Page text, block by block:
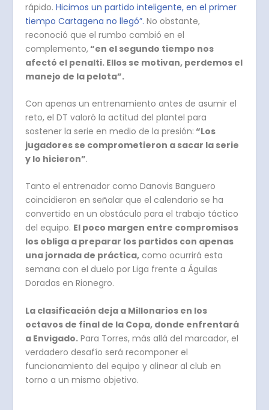
rápido.Hicimos un partido inteligente, en el primer
tiempo Cartagena no llegó”. No obstante,
reconoció que el rumbo cambió en el
complemento,“en el segundo tiempo nos
afectó el penalti. Ellos se motivan, perdemos el
manejo de la pelota”.
Con apenas un entrenamiento antes de asumir el
reto, el DT valoró la actitud del plantel para
sostener la serie en medio de la presión: “Los
jugadores se comprometieron a sacar la serie
y lo hicieron”.
Tanto el entrenador como Danovis Banguero
coincidieron en señalar que el calendario se ha
convertido en un obstáculo para el trabajo táctico
del equipo. El poco margen entre compromisos
los obliga a preparar los partidos con apenas
una jornada de práctica, como ocurrirá esta
semana con el duelo por Liga frente a Águilas
Doradas en Rionegro.
La clasificación deja a Millonarios en los
octavos de final de la Copa, donde enfrentará
a Envigado. Para Torres, más allá del marcador, el
verdadero desafío será recomponer el
funcionamiento del equipo y alinear al club en
torno a un mismo objetivo.